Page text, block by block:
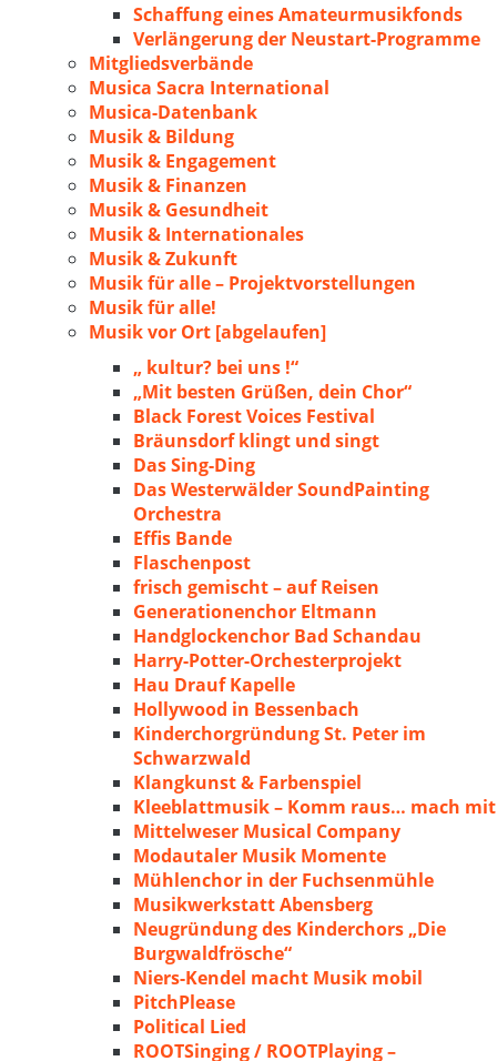
Schaffung eines Amateurmusikfonds
Verlängerung der Neustart-Programme
Mitgliedsverbände
Musica Sacra International
Musica-Datenbank
Musik & Bildung
Musik & Engagement
Musik & Finanzen
Musik & Gesundheit
Musik & Internationales
Musik & Zukunft
Musik für alle – Projektvorstellungen
Musik für alle!
Musik vor Ort [abgelaufen]
„ kultur? bei uns !“
„Mit besten Grüßen, dein Chor“
Black Forest Voices Festival
Bräunsdorf klingt und singt
Das Sing-Ding
Das Westerwälder SoundPainting
Orchestra
Effis Bande
Flaschenpost
frisch gemischt – auf Reisen
Generationenchor Eltmann
Handglockenchor Bad Schandau
Harry-Potter-Orchesterprojekt
Hau Drauf Kapelle
Hollywood in Bessenbach
Kinderchorgründung St. Peter im
Schwarzwald
Klangkunst & Farbenspiel
Kleeblattmusik – Komm raus… mach mit
Mittelweser Musical Company
Modautaler Musik Momente
Mühlenchor in der Fuchsenmühle
Musikwerkstatt Abensberg
Neugründung des Kinderchors „Die
Burgwaldfrösche“
Niers-Kendel macht Musik mobil
PitchPlease
Political Lied
ROOTSinging / ROOTPlaying –